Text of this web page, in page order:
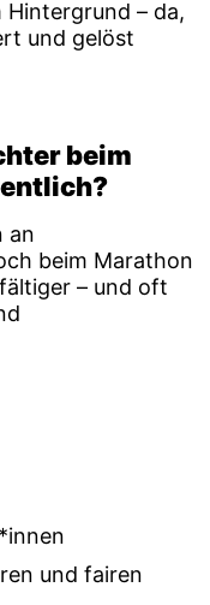
Hintergrund – da,
und gelöst
beim
an
beim Marathon
– und oft
und fairen